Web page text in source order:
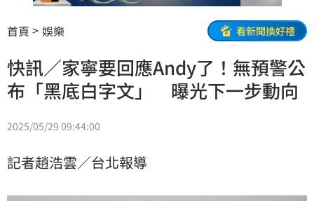
首頁 娛樂 看新聞換好禮
快訊／家寧要回應Andy了！無預警公
布「黑底白字文」 曝光下一步動向
2025/05/29 09:44:00
記者趙浩雲／台北報導